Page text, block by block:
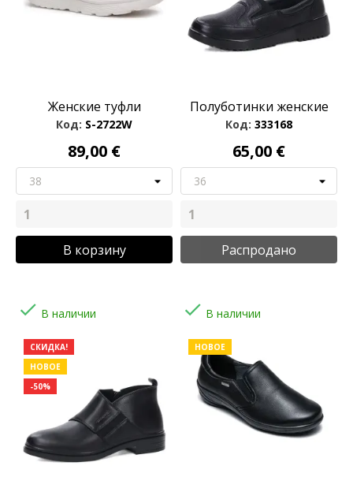
Женские туфли
Код: S-2722W
89,00 €
В корзину
Полуботинки женские
Код: 333168
65,00 €
Распродано
 В наличии
СКИДКА!
НОВОЕ
-50%
 В наличии
НОВОЕ